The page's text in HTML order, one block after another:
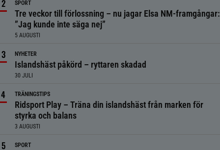
SPORT
Tre veckor till förlossning – nu jagar Elsa NM-framgångar:
”Jag kunde inte säga nej”
5 AUGUSTI
NYHETER
Islandshäst påkörd – ryttaren skadad
30 JULI
TRÄNINGSTIPS
Ridsport Play – Träna din islandshäst från marken för
styrka och balans
3 AUGUSTI
SPORT